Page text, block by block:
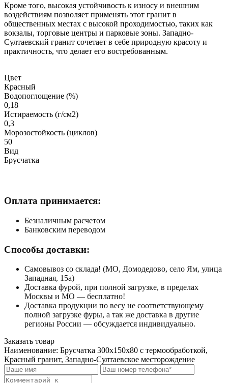
Кроме того, высокая устойчивость к износу и внешним
воздействиям позволяет применять этот гранит в
общественных местах с высокой проходимостью, таких как
вокзалы, торговые центры и парковые зоны. Западно-
Султаевский гранит сочетает в себе природную красоту и
практичность, что делает его востребованным.
Цвет
Красный
Водопоглощение (%)
0,18
Истираемость (г/см2)
0,3
Морозостойкость (циклов)
50
Вид
Брусчатка
Оплата принимается:
Безналичным расчетом
Банковским переводом
Способы доставки:
Самовывоз со склада! (МО, Домодедово, село Ям, улица
Западная, 15а)
Доставка фурой, при полной загрузке, в пределах
Москвы и МО — бесплатно!
Доставка продукции по весу не соответствующему
полной загрузке фуры, а так же доставка в другие
регионы России — обсуждается индивидуально.
Заказать товар
Наименование: Брусчатка 300x150x80 с термообработкой,
Красный гранит, Западно-Султаевское месторождение